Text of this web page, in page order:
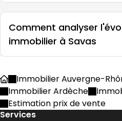
Comment analyser
immobilier à Savas
AccueilImmobilier Auvergne-
Immobilier Ardèche
Estimation prix de vente
Services